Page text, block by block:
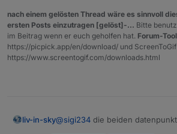
Spielstande
tabelle der spielstände der
nach einem gelösten Thread wäre es sinnvoll
ersten Posts einzutragen [gelöst]-... Bitte
im Beitrag wenn er euch geholfen hat. Forum-
https://picpick.app/en/download/ und ScreenToGif
https://www.screentogif.com/downloads.html
liv-in-sky@sigi234 die beiden datenpunkte